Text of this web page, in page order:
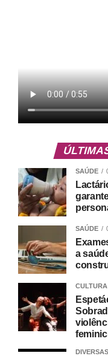
SAÚDE
SAÚDE
a
CULTURA
DIVERSAS